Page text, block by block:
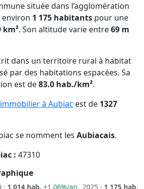
située dans l’agglomération
environ 1 175 habitants pour une
km². Son altitude varie entre69 m
dans un territoire rural à habitat
par des habitations espacées. Sa
est de83.0 hab./km².
immobilier à Aubiac est de 1327
se nomment les Aubiacais.
: 47310
1 014 hab. +1.06%/an 2025 · 1 175 hab.